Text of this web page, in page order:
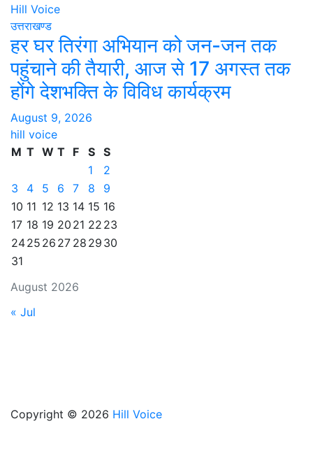
Hill Voice
उत्तराखण्ड
हर घर तिरंगा अभियान को जन-जन तक
पहुंचाने की तैयारी, आज से 17 अगस्त तक
होंगे देशभक्ति के विविध कार्यक्रम
August 9, 2026
hill voice
August 2026
M T W T F S S
1
2
3
4 5 6 7 8
9
10 11 12 13 14 15 16
17 18 19 20 21 22 23
2425 26 27 28 29 30
31
« Jul
Copyright © 2026 Hill Voice